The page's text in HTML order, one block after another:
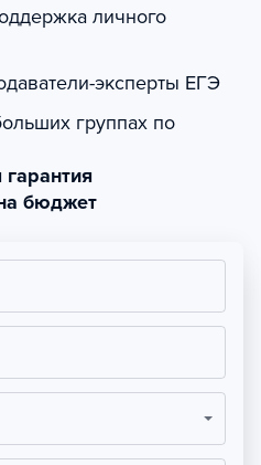
личного
эксперты ЕГЭ
группах по
бюджет